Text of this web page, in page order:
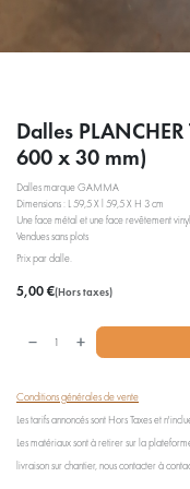
Dalles
600 x 30 mm)
Dalles marque GAMMA
Dimensions : L 59,5 X l 59,5 X H 3 cm
Une face métal et une face revêtement
Vendues sans plots
Prix par dalle.
5,00€(Hors taxes)
Conditions générales de vente
Les tarifs annoncés sont Hors Taxes et
Les matériaux sont à retirer sur la
livraison sur chantier, nous contacter à